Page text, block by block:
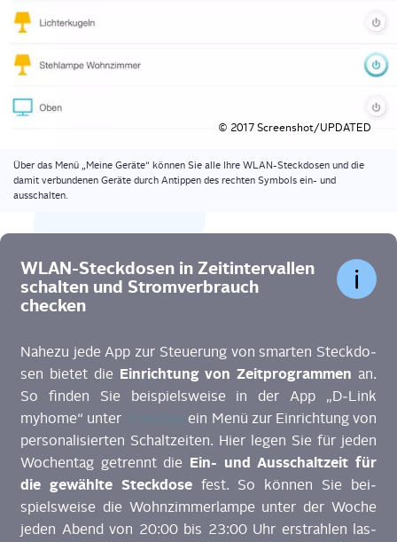
© 2017 Screenshot/UPDATED
Über das Menü „Mei­ne Gerä­te“ kön­nen Sie alle Ihre WLAN-Steck­do­sen und die
damit ver­bun­de­nen Gerä­te durch Antip­pen des rech­ten Sym­bols ein- und
ausschalten.
WLAN-Steck­do­sen in Zeit­in­ter­val­len
schal­ten und Strom­ver­brauch
checken
Nahe­zu jede App zur Steue­rung von smar­ten Steck­do­
sen bie­tet die Ein­rich­tung von Zeit­pro­gram­men an.
So fin­den Sie bei­spiels­wei­se in der App „D‑Link
myhome“ unter
ein Menü zur Ein­rich­tung von
per­so­na­li­sier­ten Schalt­zei­ten. Hier legen Sie für jeden
Wochen­tag getrennt die Ein- und Aus­schalt­zeit für
die gewähl­te Steck­do­sefest. So kön­nen Sie bei­
spiels­wei­se die Wohn­zim­mer­lam­pe unter der Woche
jeden Abend von 20:00 bis 23:00 Uhr erstrah­len las­